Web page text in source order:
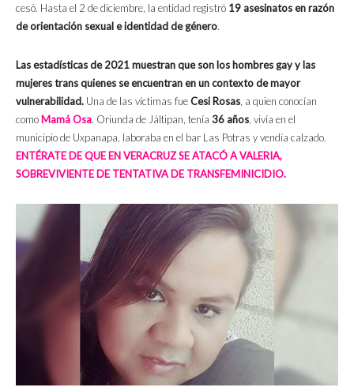
cesó. Hasta el 2 de diciembre, la entidad registró 19 asesinatos en razón
de orientación sexual e identidad de género.
Las estadísticas de 2021 muestran que son los hombres gay y las
mujeres trans quienes se encuentran en un contexto de mayor
vulnerabilidad. Una de las víctimas fueCesi Rosas, a quien conocían
como Mamá Osa. Oriunda de Jáltipan, tenía 36 años, vivía en el
municipio de Uxpanapa, laboraba en el bar Las Potras y vendía calzado.
ENTÉRATE DE QUE EN VERACRUZ SE ATACÓ A VALERIA,
SOBREVIVIENTE DE TENTATIVA DE TRANSFEMINICIDIO.